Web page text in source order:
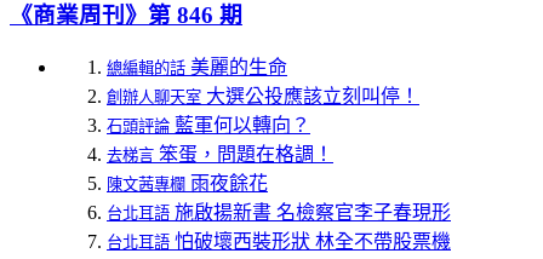
《商業周刊》第 846 期
總編輯的話 美麗的生命
創辦人聊天室 大選公投應該立刻叫停！
石頭評論 藍軍何以轉向？
去梯言 笨蛋，問題在格調！
陳文茜專欄 雨夜餘花
台北耳語 施啟揚新書 名檢察官李子春現形
台北耳語 怕破壞西裝形狀 林全不帶股票機